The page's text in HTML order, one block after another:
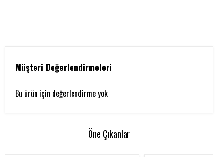
Müşteri Değerlendirmeleri
Bu ürün için değerlendirme yok
Öne Çıkanlar